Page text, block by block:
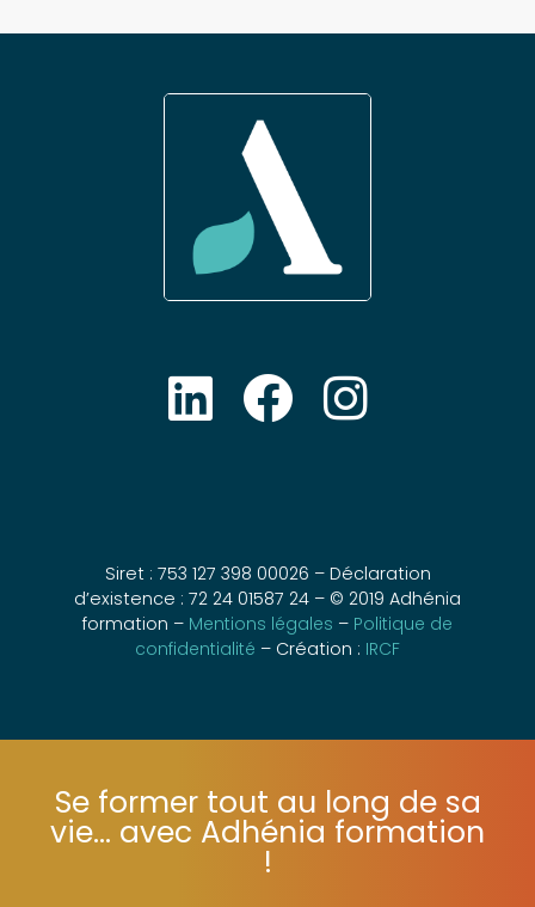
Siret : 753 127 398 00026 – Déclaration
d’existence : 72 24 01587 24 – © 2019 Adhénia
formation –Mentions légales– Politique de
Se former tout au long de sa
vie... avec Adhénia formation
!